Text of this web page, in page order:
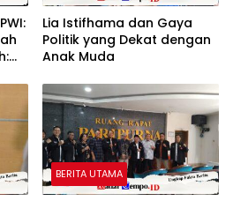
Lia Istifhama dan Gaya
Politik yang Dekat dengan
Anak Muda
BERITA UTAMA